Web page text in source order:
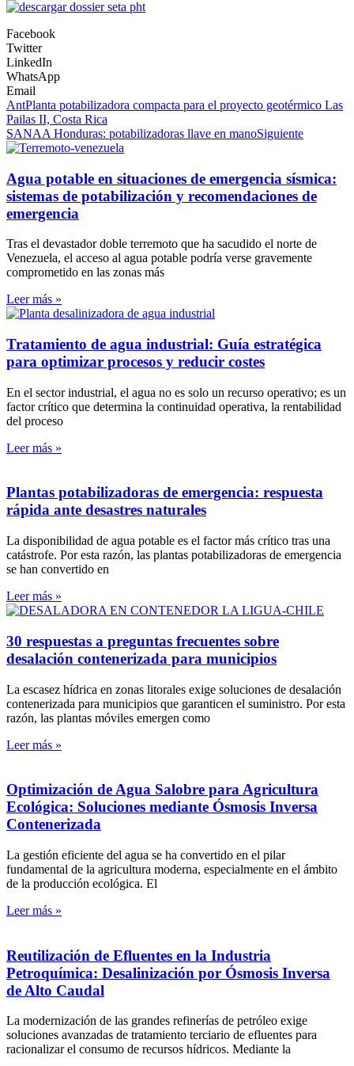
Facebook
Twitter
LinkedIn
WhatsApp
Email
AntPlanta potabilizadora compacta para el proyecto geotérmico Las
Pailas II, Costa Rica
SANAA Honduras: potabilizadoras llave en manoSiguiente
Agua potable en situaciones de emergencia sísmica:
sistemas de potabilización y recomendaciones de
emergencia
Tras el devastador doble terremoto que ha sacudido el norte de
Venezuela, el acceso al agua potable podría verse gravemente
comprometido en las zonas más
Leer más »
Tratamiento de agua industrial: Guía estratégica
para optimizar procesos y reducir costes
En el sector industrial, el agua no es solo un recurso operativo; es un
factor crítico que determina la continuidad operativa, la rentabilidad
del proceso
Leer más »
Plantas potabilizadoras de emergencia: respuesta
rápida ante desastres naturales
La disponibilidad de agua potable es el factor más crítico tras una
catástrofe. Por esta razón, las plantas potabilizadoras de emergencia
se han convertido en
Leer más »
30 respuestas a preguntas frecuentes sobre
desalación contenerizada para municipios
La escasez hídrica en zonas litorales exige soluciones de desalación
contenerizada para municipios que garanticen el suministro. Por esta
razón, las plantas móviles emergen como
Leer más »
Optimización de Agua Salobre para Agricultura
Ecológica: Soluciones mediante Ósmosis Inversa
Contenerizada
La gestión eficiente del agua se ha convertido en el pilar
fundamental de la agricultura moderna, especialmente en el ámbito
de la producción ecológica. El
Leer más »
Reutilización de Efluentes en la Industria
Petroquímica: Desalinización por Ósmosis Inversa
de Alto Caudal
La modernización de las grandes refinerías de petróleo exige
soluciones avanzadas de tratamiento terciario de efluentes para
racionalizar el consumo de recursos hídricos. Mediante la